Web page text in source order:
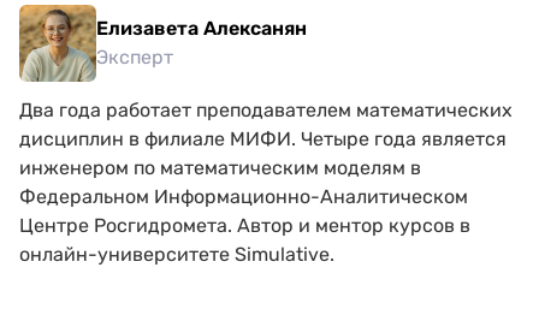
Елизавета Алексанян
Эксперт
Два года работает преподавателем математических
дисциплин в филиале МИФИ. Четыре года является
инженером по математическим моделям в
Федеральном Информационно-Аналитическом
Центре Росгидромета. Автор и ментор курсов в
онлайн-университете Simulative.